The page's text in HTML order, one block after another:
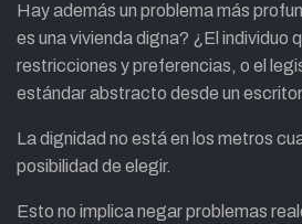
Hay además un problema más
es una vivienda digna? ¿El individuo
restricciones y preferencias, o el
estándar abstracto desde un
La dignidad no está en los metros
posibilidad de elegir.
Esto no implica negar problemas